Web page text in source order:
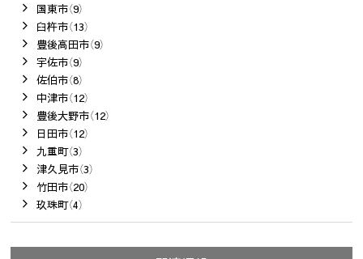
国東市（9）
臼杵市（13）
豊後高田市（9）
宇佐市（9）
佐伯市（8）
中津市（12）
豊後大野市（12）
日田市（12）
九重町（3）
津久見市（3）
竹田市（20）
玖珠町（4）